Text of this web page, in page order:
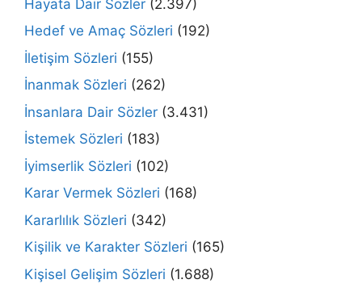
Hayata Dair Sözler (2.397)
Hedef ve Amaç Sözleri (192)
İletişim Sözleri (155)
İnanmak Sözleri (262)
İnsanlara Dair Sözler (3.431)
İstemek Sözleri (183)
İyimserlik Sözleri (102)
Karar Vermek Sözleri (168)
Kararlılık Sözleri (342)
Kişilik ve Karakter Sözleri (165)
Kişisel Gelişim Sözleri (1.688)